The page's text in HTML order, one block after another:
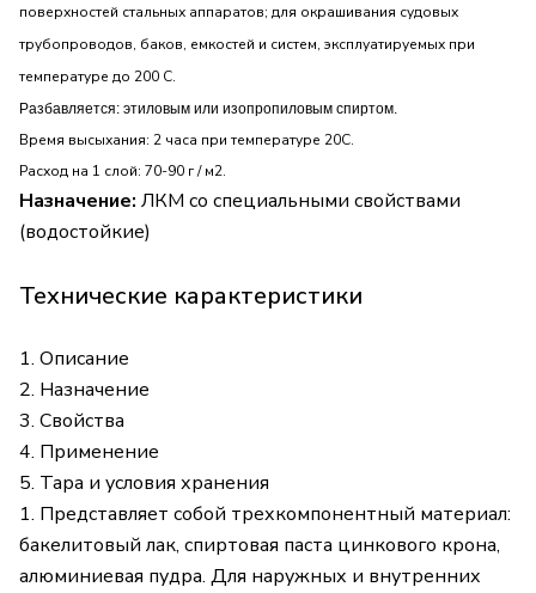
поверхностей стальных аппаратов; для окрашивания судовых
трубопроводов, баков, емкостей и систем, эксплуатируемых при
температуре до 200 С.
Разбавляется: этиловым или изопропиловым спиртом.
Время высыхания: 2 часа при температуре 20С.
Расход на 1 слой: 70-90 г/м2.
Назначение: ЛКМ со специальными свойствами
(водостойкие)
Технические карактеристики
1. Описание
2. Назначение
3. Свойства
4. Применение
5. Тара и условия хранения
1. Представляет собой трехкомпонентный материал:
бакелитовый лак, спиртовая паста цинкового крона,
алюминиевая пудра. Для наружных и внутренних